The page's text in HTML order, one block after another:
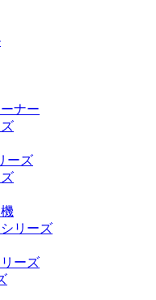
ナー
ーズ
リーズ
ーズ